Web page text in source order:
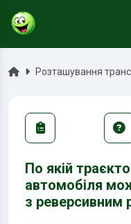
ГоловнаРозташування
По якій
автомобіля
з реверсивним